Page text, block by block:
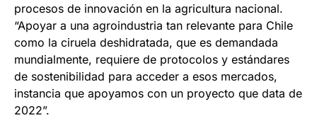
procesos de innovación en la agricultura nacional.
“Apoyar a una agroindustria tan relevante para Chile
como la ciruela deshidratada, que es demandada
mundialmente, requiere de protocolos y estándares
de sostenibilidad para acceder a esos mercados,
instancia que apoyamos con un proyecto que data de
2022”.